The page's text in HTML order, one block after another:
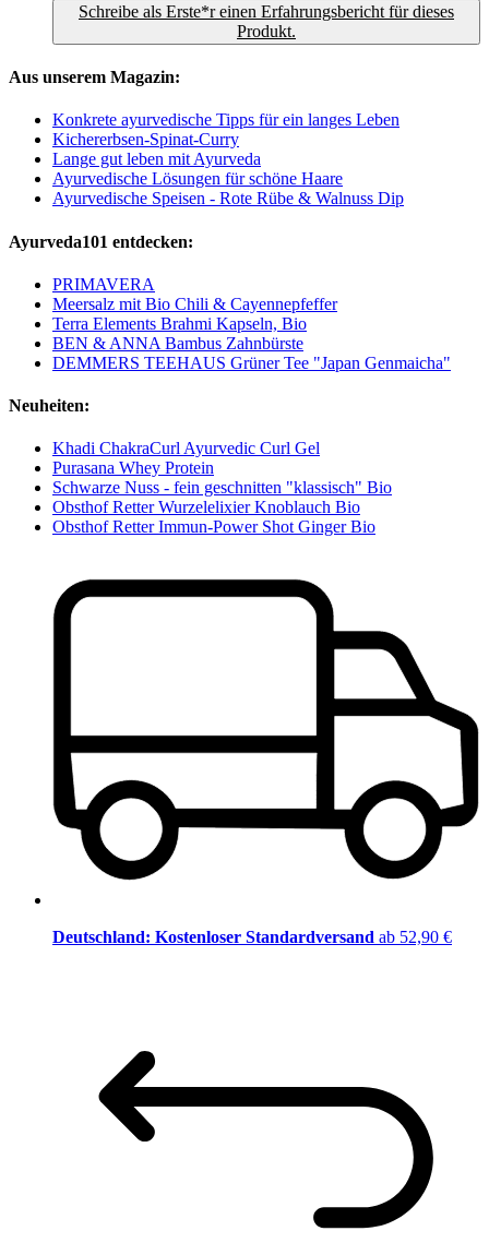
Schreibe als Erste*r einen Erfahrungsbericht für dieses
Produkt.
Aus unserem Magazin:
Konkrete ayurvedische Tipps für ein langes Leben
Kichererbsen-Spinat-Curry
Lange gut leben mit Ayurveda
Ayurvedische Lösungen für schöne Haare
Ayurvedische Speisen - Rote Rübe & Walnuss Dip
Ayurveda101 entdecken:
PRIMAVERA
Meersalz mit Bio Chili & Cayennepfeffer
Terra Elements Brahmi Kapseln, Bio
BEN & ANNA Bambus Zahnbürste
DEMMERS TEEHAUS Grüner Tee "Japan Genmaicha"
Neuheiten:
Khadi ChakraCurl Ayurvedic Curl Gel
Purasana Whey Protein
Schwarze Nuss - fein geschnitten "klassisch" Bio
Obsthof Retter Wurzelelixier Knoblauch Bio
Obsthof Retter Immun-Power Shot Ginger Bio
Deutschland: Kostenloser Standardversand ab 52,90 €